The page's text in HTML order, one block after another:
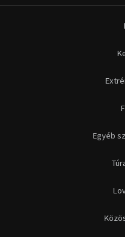
Egyéb